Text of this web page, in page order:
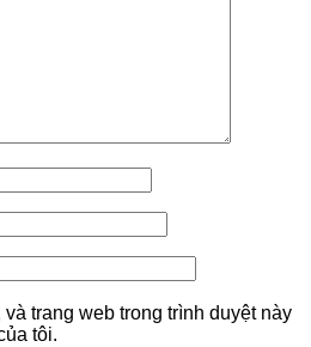
trang web trong trình duyệt này
tôi.